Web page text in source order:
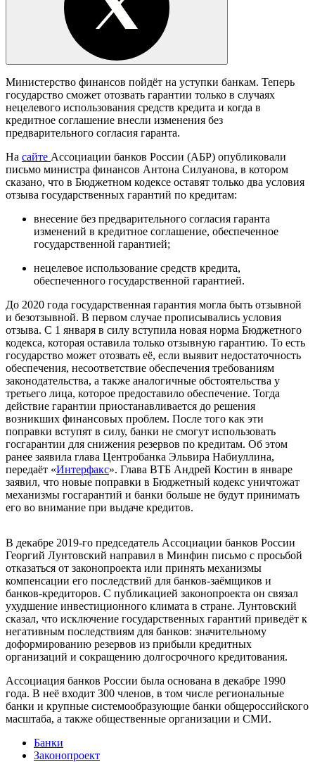
Министерство финансов пойдёт на уступки банкам. Теперь
государство сможет отозвать гарантии только в случаях
нецелевого использования средств кредита и когда в
кредитное соглашение внесли изменения без
предварительного согласия гаранта.
На сайте Ассоциации банков России (АБР) опубликовали
письмо министра финансов Антона Силуанова, в котором
сказано, что в Бюджетном кодексе оставят только два условия
отзыва государственных гарантий по кредитам:
внесение без предварительного согласия гаранта
изменений в кредитное соглашение, обеспеченное
государственной гарантией;
нецелевое использование средств кредита,
обеспеченного государственной гарантией.
До 2020 года государственная гарантия могла быть отзывной
и безотзывной. В первом случае прописывались условия
отзыва. С 1 января в силу вступила новая норма Бюджетного
кодекса, которая оставила только отзывную гарантию. То есть
государство может отозвать её, если выявит недостаточность
обеспечения, несоответствие обеспечения требованиям
законодательства, а также аналогичные обстоятельства у
третьего лица, которое предоставило обеспечение. Тогда
действие гарантии приостанавливается до решения
возникших финансовых проблем. После того как эти
поправки вступят в силу, банки не смогут использовать
госгарантии для снижения резервов по кредитам. Об этом
ранее заявила глава Центробанка Эльвира Набиуллина,
передаёт «Интерфакс». Глава ВТБ Андрей Костин в январе
заявил, что новые поправки в Бюджетный кодекс уничтожат
механизмы госгарантий и банки больше не будут принимать
его во внимание при выдаче кредитов.
В декабре 2019-го председатель Ассоциации банков России
Георгий Лунтовский направил в Минфин письмо с просьбой
отказаться от законопроекта или принять механизмы
компенсации его последствий для банков-заёмщиков и
банков-кредиторов. С публикацией законопроекта он связал
ухудшение инвестиционного климата в стране. Лунтовский
сказал, что исключение государственных гарантий приведёт к
негативным последствиям для банков: значительному
доформированию резервов из прибыли кредитных
организаций и сокращению долгосрочного кредитования.
Ассоциация банков России была основана в декабре 1990
года. В неё входит 300 членов, в том числе региональные
банки и крупные системообразующие банки общероссийского
масштаба, а также общественные организации и СМИ.
Банки
Законопроект